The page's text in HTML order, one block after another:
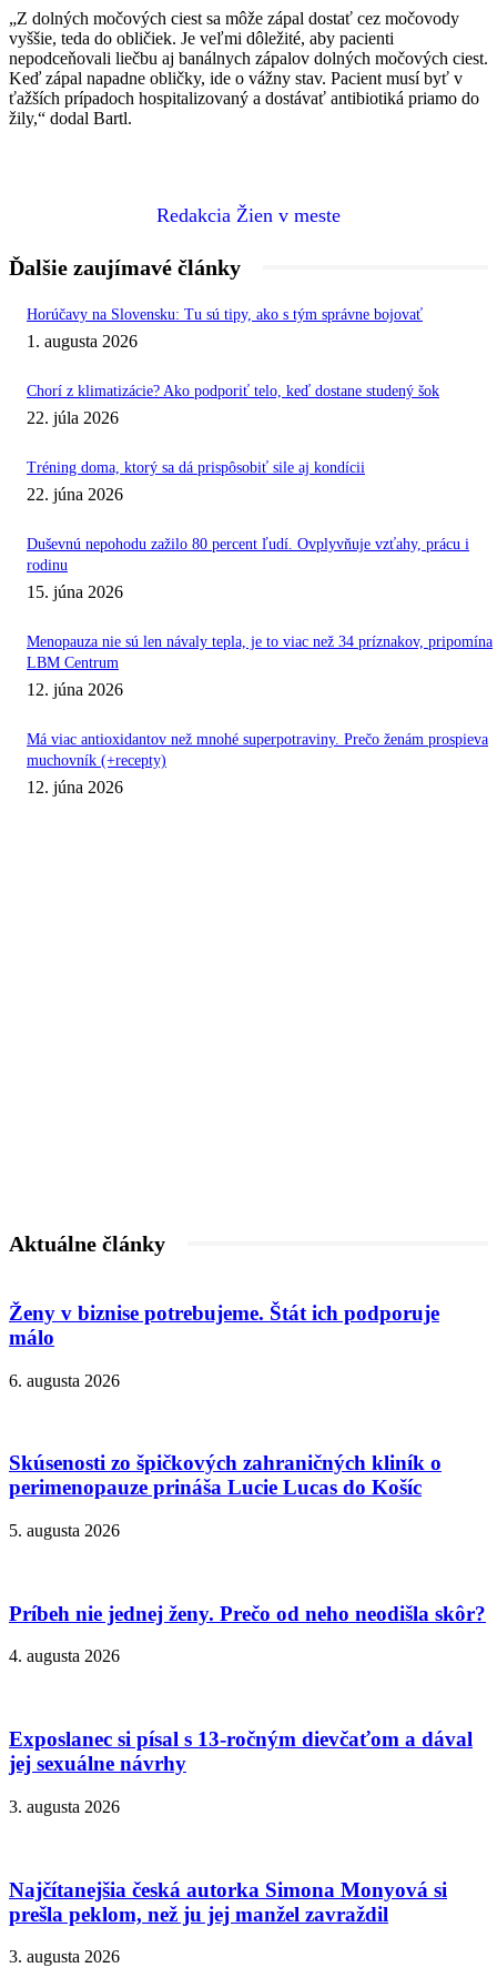
„Z dolných močových ciest sa môže zápal dostať cez močovody
vyššie, teda do obličiek. Je veľmi dôležité, aby pacienti
nepodceňovali liečbu aj banálnych zápalov dolných močových ciest.
Keď zápal napadne obličky, ide o vážny stav. Pacient musí byť v
ťažších prípadoch hospitalizovaný a dostávať antibiotiká priamo do
žily,“ dodal Bartl.
Redakcia Žien v meste
Ďalšie zaujímavé články
Horúčavy na Slovensku: Tu sú tipy, ako s tým správne bojovať
1. augusta 2026
Chorí z klimatizácie? Ako podporiť telo, keď dostane studený šok
22. júla 2026
Tréning doma, ktorý sa dá prispôsobiť sile aj kondícii
22. júna 2026
Duševnú nepohodu zažilo 80 percent ľudí. Ovplyvňuje vzťahy, prácu i
rodinu
15. júna 2026
Menopauza nie sú len návaly tepla, je to viac než 34 príznakov, pripomína
LBM Centrum
12. júna 2026
Má viac antioxidantov než mnohé superpotraviny. Prečo ženám prospieva
muchovník (+recepty)
12. júna 2026
Aktuálne články
Ženy v biznise potrebujeme. Štát ich podporuje
málo
6. augusta 2026
Skúsenosti zo špičkových zahraničných kliník o
perimenopauze prináša Lucie Lucas do Košíc
5. augusta 2026
Príbeh nie jednej ženy. Prečo od neho neodišla skôr?
4. augusta 2026
Exposlanec si písal s 13-ročným dievčaťom a dával
jej sexuálne návrhy
3. augusta 2026
Najčítanejšia česká autorka Simona Monyová si
prešla peklom, než ju jej manžel zavraždil
3. augusta 2026